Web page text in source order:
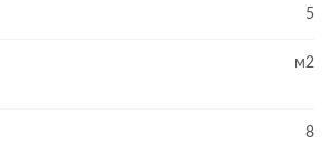
5
м2
8